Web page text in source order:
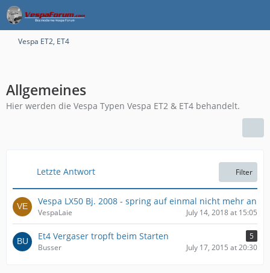
Vespa ET2, ET4
Allgemeines
Hier werden die Vespa Typen Vespa ET2 & ET4 behandelt.
Letzte Antwort Filter
Vespa LX50 Bj. 2008 - spring auf einmal nicht mehr an
VespaLaie July 14, 2018 at 15:05
Et4 Vergaser tropft beim Starten
5
Busser
July 17, 2015 at 20:30